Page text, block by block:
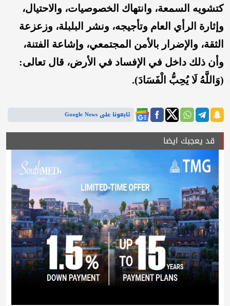
كتشويه السمعة، وانتهاك الخصوصيات، والاحتيال،
وإثارة الرأي العام وتأجيجه، ونشر البلبلة، وزعزعة
الثقة، والإضرار بالأمن المجتمعي، وإشاعة الفتنة،
وأن ذلك داخل في الإفساد في الأرض، قال تعالى:
(وَاللَّهُ لَا يُحِبُّ الْفَسَادَ).
تابعونا على Google News
قد يعجبك ايضا